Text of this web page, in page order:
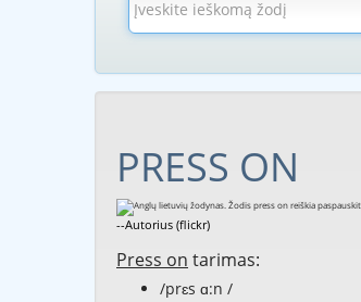
PRESS ON
--Autorius (flickr)
Press on tarimas:
/prɛs ɑ:n /